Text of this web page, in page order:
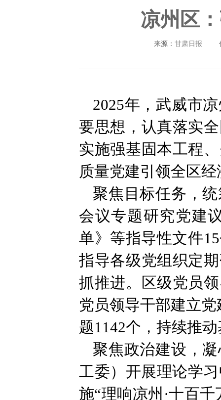
凉州区
来源： 甘肃日报
2025年，武威市
要思想，认真落实
实施强基固本工程
质量党建引领全区
聚焦目标任务，
会议专题研究党建
单》等指导性文件
指导各级党组织定
抓推进。区级党员
党员领导干部建立
题1142个，持续推
聚焦政治建设，
工委）开展理论学
施“理响凉州·十百